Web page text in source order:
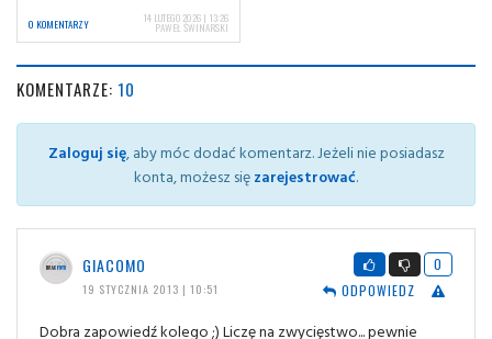
0 KOMENTARZY 14 LUTEGO 2026 | 13:26
PAWEŁ ŚWINARSKI
KOMENTARZE: 10
Zaloguj się, aby móc dodać komentarz. Jeżeli nie posiadasz
konta, możesz sięzarejestrować.
GIACOMO
19 STYCZNIA 2013 | 10:51
0
ODPOWIEDZ
Dobra zapowiedź kolego ;) Liczę na zwycięstwo... pewnie